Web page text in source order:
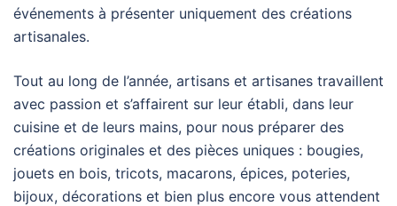
événements à présenter uniquement des créations
artisanales.
Tout au long de l’année, artisans et artisanes travaillent
avec passion et s’affairent sur leur établi, dans leur
cuisine et de leurs mains, pour nous préparer des
créations originales et des pièces uniques : bougies,
jouets en bois, tricots, macarons, épices, poteries,
bijoux, décorations et bien plus encore vous attendent